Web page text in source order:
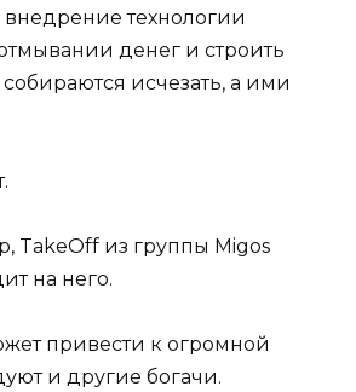
технологии
денег и строить
исчезать, а ими
TakeOff из группы Migos
на него.
привести к огромной
и другие богачи.